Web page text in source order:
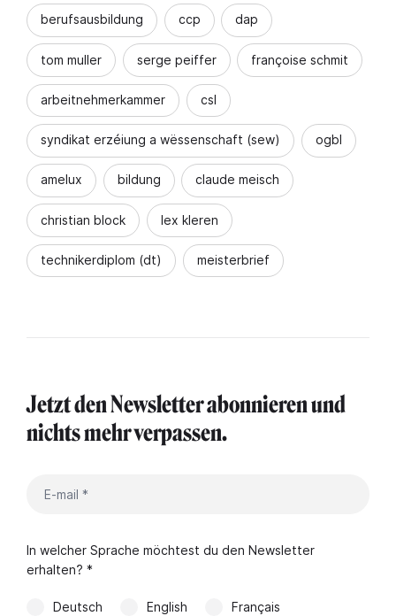
berufsausbildung ccp dap
tom muller serge peiffer françoise schmit
arbeitnehmerkammer csl
syndikat erzéiung a wëssenschaft (sew) ogbl
amelux bildung claude meisch
christian block lex kleren
technikerdiplom (dt) meisterbrief
Jetzt den Newsletter abonnieren und
nichts mehr verpassen.
In welcher Sprache möchtest du den Newsletter
erhalten? *
Deutsch English Français